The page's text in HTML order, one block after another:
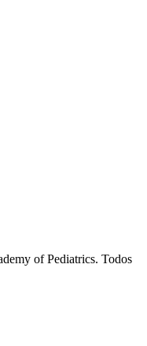
of Pediatrics. Todos